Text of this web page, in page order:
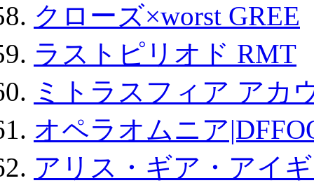
クローズ×worst GREE
ラストピリオド RMT
ミトラスフィア アカ
オペラオムニア
アリス・ギア・アイ